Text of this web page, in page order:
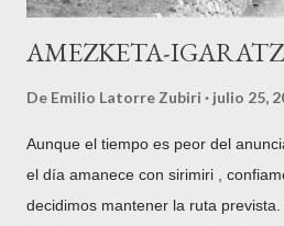
AMEZKETA-
De Emilio Latorre Zubiri julio 25,
Aunque el tiempo es peor del
el día amanece con sirimiri ,
decidimos mantener la ruta